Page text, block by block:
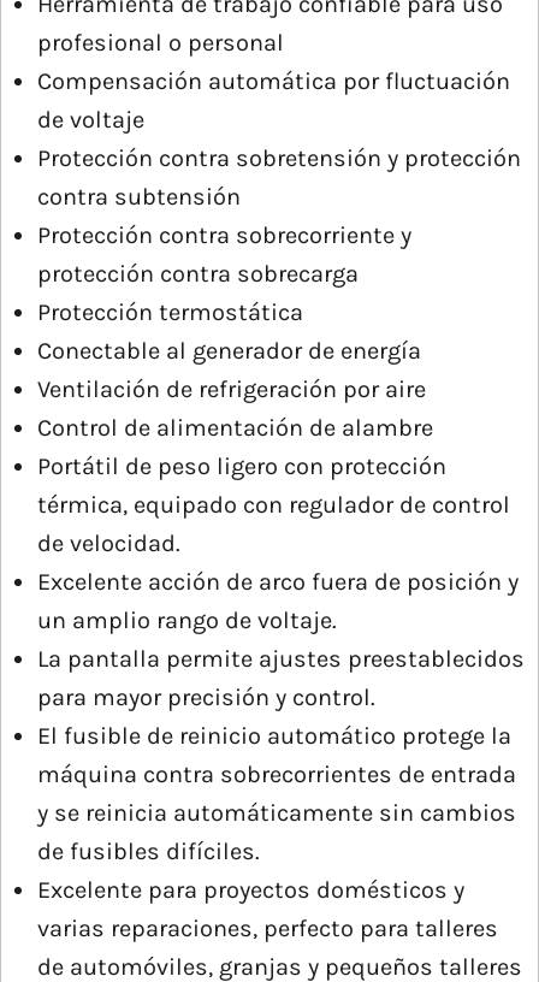
profesional o personal
Compensación automática por fluctuación
de voltaje
Protección contra sobretensión y protección
contra subtensión
Protección contra sobrecorriente y
protección contra sobrecarga
Protección termostática
Conectable al generador de energía
Ventilación de refrigeración por aire
Control de alimentación de alambre
Portátil de peso ligero con protección
térmica, equipado con regulador de control
de velocidad.
Excelente acción de arco fuera de posición y
un amplio rango de voltaje.
La pantalla permite ajustes preestablecidos
para mayor precisión y control.
El fusible de reinicio automático protege la
máquina contra sobrecorrientes de entrada
y se reinicia automáticamente sin cambios
de fusibles difíciles.
Excelente para proyectos domésticos y
varias reparaciones, perfecto para talleres
de automóviles, granjas y pequeños talleres